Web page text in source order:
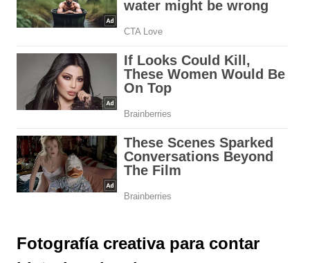
Fotografía creativa para contar